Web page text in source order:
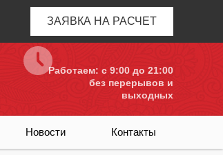
ЗАЯВКА НА РАСЧЕТ
Работаем: c 9:00 до 21:00
без перерывов и
выходных
Новости Контакты